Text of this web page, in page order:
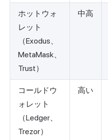
ホットウォ
レット
（Exodus、
MetaMask、
Trust）
中高
コールドウ
ォレット
（Ledger、
Trezor）
高い